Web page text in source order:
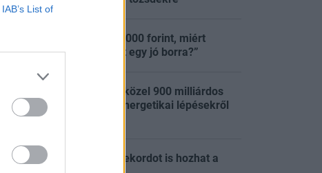
IAB’s List of
„Ha egy lángos 2000 forint, miért
sajnáljuk a pénzt egy jó borra?”
06:57
Tisza-kormány: közel 900 milliárdos
program indul, energetikai lépésekről
dönt a kabinet
06:30
Akár évtizedes rekordot is hozhat a